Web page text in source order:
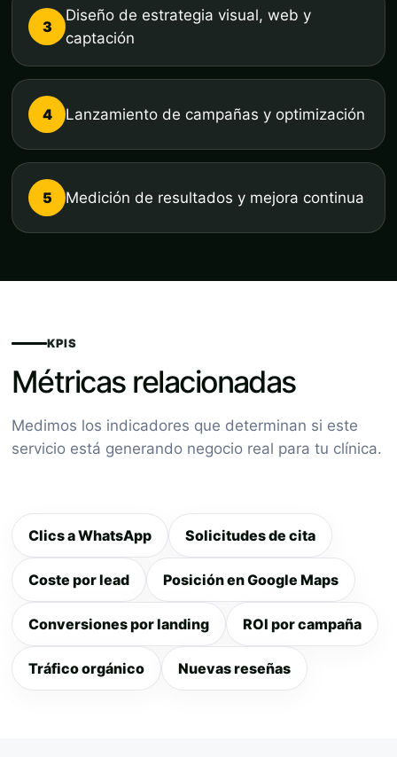
3
Diseño de estrategia visual, web y
captación
4 Lanzamiento de campañas y optimización
5 Medición de resultados y mejora continua
KPIS
Métricas relacionadas
Medimos los indicadores que determinan si este
servicio está generando negocio real para tu clínica.
Clics a WhatsApp Solicitudes de cita
Coste por lead Posición en Google Maps
Conversiones por landing ROI por campaña
Tráfico orgánico Nuevas reseñas